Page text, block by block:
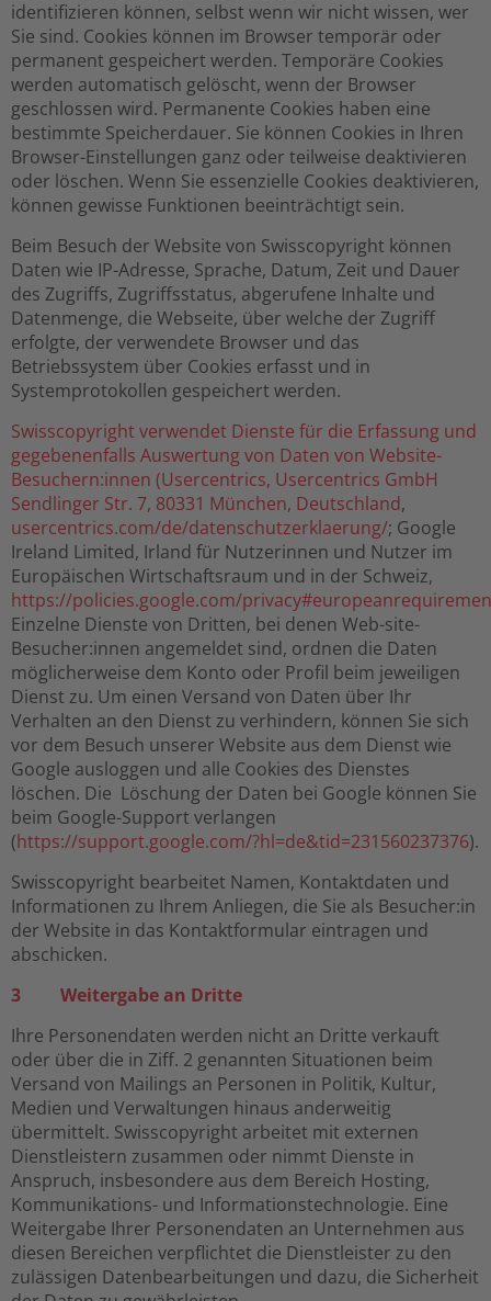
identifizieren können, selbst wenn wir nicht wissen, wer
Sie sind. Cookies können im Browser temporär oder
permanent gespeichert werden. Temporäre Cookies
werden automatisch gelöscht, wenn der Browser
geschlossen wird. Permanente Cookies haben eine
bestimmte Speicherdauer. Sie können Cookies in Ihren
Browser-Einstellungen ganz oder teilweise deaktivieren
oder löschen. Wenn Sie essenzielle Cookies deaktivieren,
können gewisse Funktionen beeinträchtigt sein.
Beim Besuch der Website von Swisscopyright können
Daten wie IP-Adresse, Sprache, Datum, Zeit und Dauer
des Zugriffs, Zugriffsstatus, abgerufene Inhalte und
Datenmenge, die Webseite, über welche der Zugriff
erfolgte, der verwendete Browser und das
Betriebssystem über Cookies erfasst und in
Systemprotokollen gespeichert werden.
Swisscopyright verwendet Dienste für die Erfassung und
gegebenenfalls Auswertung von Daten von Website-
Besuchern:innen (Usercentrics, Usercentrics GmbH
Sendlinger Str. 7, 80331 München, Deutschland,
usercentrics.com/de/datenschutzerklaerung/; Google
Ireland Limited, Irland für Nutzerinnen und Nutzer im
Europäischen Wirtschaftsraum und in der Schweiz,
https://policies.google.com/
Einzelne Dienste von Dritten, bei denen Web-site-
Besucher:innen angemeldet sind, ordnen die Daten
möglicherweise dem Konto oder Profil beim jeweiligen
Dienst zu. Um einen Versand von Daten über Ihr
Verhalten an den Dienst zu verhindern, können Sie sich
vor dem Besuch unserer Website aus dem Dienst wie
Google ausloggen und alle Cookies des Dienstes
löschen. Die Löschung der Daten bei Google können Sie
beim Google-Support verlangen
(https://support.google.com/?hl=de&tid=231560237376).
Swisscopyright bearbeitet Namen, Kontaktdaten und
Informationen zu Ihrem Anliegen, die Sie als Besucher:in
der Website in das Kontaktformular eintragen und
abschicken.
3 Weitergabe an Dritte
Ihre Personendaten werden nicht an Dritte verkauft
oder über die in Ziff. 2 genannten Situationen beim
Versand von Mailings an Personen in Politik, Kultur,
Medien und Verwaltungen hinaus anderweitig
übermittelt. Swisscopyright arbeitet mit externen
Dienstleistern zusammen oder nimmt Dienste in
Anspruch, insbesondere aus dem Bereich Hosting,
Kommunikations- und Informationstechnologie. Eine
Weitergabe Ihrer Personendaten an Unternehmen aus
diesen Bereichen verpflichtet die Dienstleister zu den
zulässigen Datenbearbeitungen und dazu, die Sicherheit